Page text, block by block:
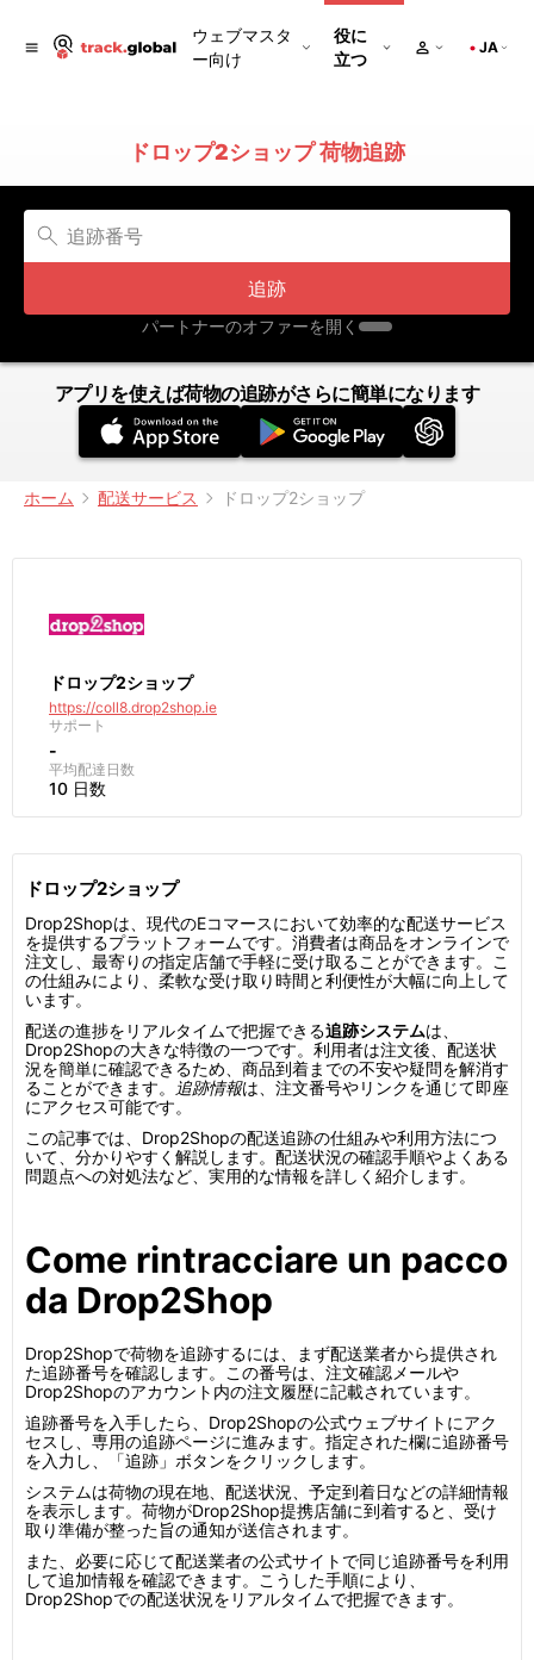
ウェブマスタ
ー向け
役に
立つ
JA
ドロップ2ショップ 荷物追跡
追跡
パートナーのオファーを開く
アプリを使えば荷物の追跡がさらに簡単になります
ホーム 配送サービス ドロップ2ショップ
ドロップ2ショップ
https://coll8.drop2shop.ie
サポート
-
平均配達日数
10 日数
ドロップ2ショップ
Drop2Shopは、現代のEコマースにおいて効率的な配送サービス
を提供するプラットフォームです。消費者は商品をオンラインで
注文し、最寄りの指定店舗で手軽に受け取ることができます。こ
の仕組みにより、柔軟な受け取り時間と利便性が大幅に向上して
います。
配送の進捗をリアルタイムで把握できる追跡システムは、
Drop2Shopの大きな特徴の一つです。利用者は注文後、配送状
況を簡単に確認できるため、商品到着までの不安や疑問を解消す
ることができます。
追跡情報は、注文番号やリンクを通じて即座
にアクセス可能です。
この記事では、Drop2Shopの配送追跡の仕組みや利用方法につ
いて、分かりやすく解説します。配送状況の確認手順やよくある
問題点への対処法など、実用的な情報を詳しく紹介します。
Come rintracciare un pacco
da Drop2Shop
Drop2Shopで荷物を追跡するには、まず配送業者から提供され
た追跡番号を確認します。この番号は、注文確認メールや
Drop2Shopのアカウント内の注文履歴に記載されています。
追跡番号を入手したら、Drop2Shopの公式ウェブサイトにアク
セスし、専用の追跡ページに進みます。指定された欄に追跡番号
を入力し、「追跡」ボタンをクリックします。
システムは荷物の現在地、配送状況、予定到着日などの詳細情報
を表示します。荷物がDrop2Shop提携店舗に到着すると、受け
取り準備が整った旨の通知が送信されます。
また、必要に応じて配送業者の公式サイトで同じ追跡番号を利用
して追加情報を確認できます。こうした手順により、
Drop2Shopでの配送状況をリアルタイムで把握できます。